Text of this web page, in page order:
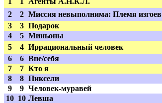
2
2 Миссия невыполнима: Племя изгоев
3
3 Подарок
4
5 Миньоны
5
4 Иррациональный человек
6
6 Вне/себя
7
7 Кто я
8
8 Пиксели
9
9 Человек-муравей
10 10 Левша